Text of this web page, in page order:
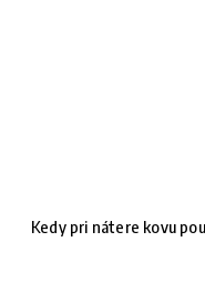
Kedy pri nátere kovu